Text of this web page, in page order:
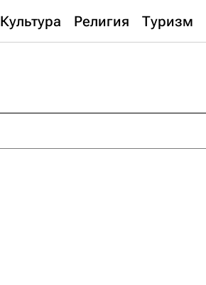
Культура Религия Туризм